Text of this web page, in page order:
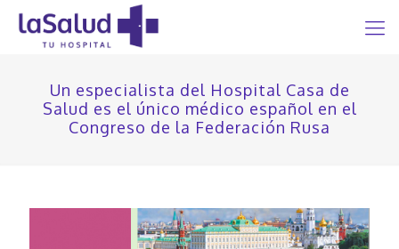
Un especialista del Hospital Casa de
Salud es el único médico español en el
Congreso de la Federación Rusa